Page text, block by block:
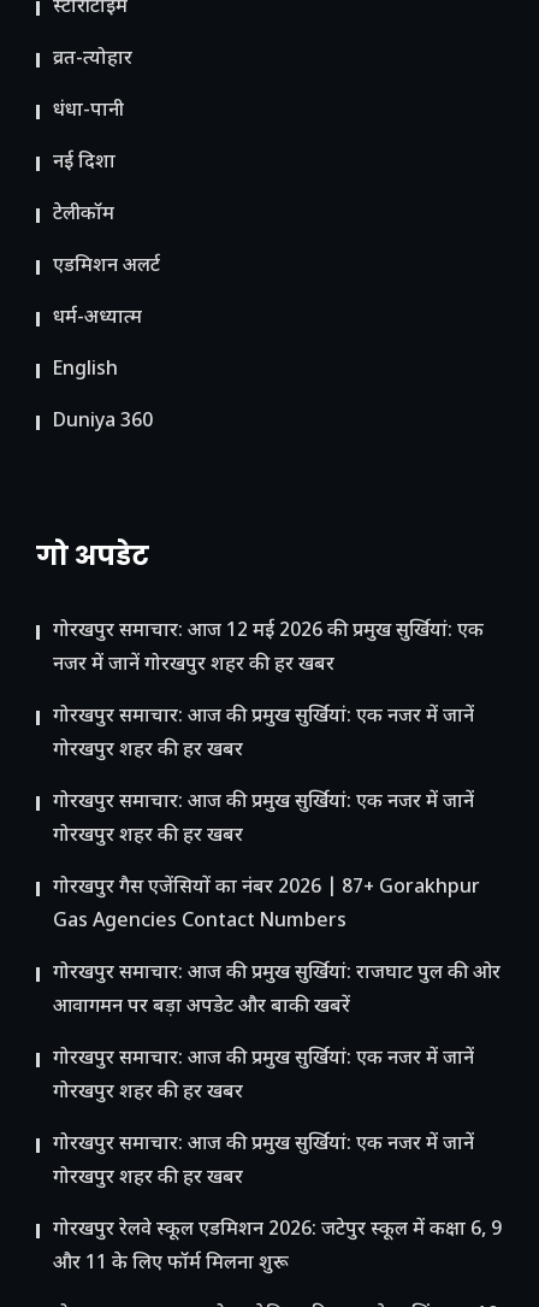
स्टोरीटाइम
व्रत-त्योहार
धंधा-पानी
नई दिशा
टेलीकॉम
ए​डमिशन अलर्ट
धर्म-अध्यात्म
English
Duniya 360
गो अपडेट
गोरखपुर समाचार: आज 12 मई 2026 की प्रमुख सुर्खियां: एक
नजर में जानें गोरखपुर शहर की हर खबर
गोरखपुर समाचार: आज की प्रमुख सुर्खियां: एक नजर में जानें
गोरखपुर शहर की हर खबर
गोरखपुर समाचार: आज की प्रमुख सुर्खियां: एक नजर में जानें
गोरखपुर शहर की हर खबर
गोरखपुर गैस एजेंसियों का नंबर 2026 | 87+ Gorakhpur
Gas Agencies Contact Numbers
गोरखपुर समाचार: आज की प्रमुख सुर्खियां: राजघाट पुल की ओर
आवागमन पर बड़ा अपडेट और बाकी खबरें
गोरखपुर समाचार: आज की प्रमुख सुर्खियां: एक नजर में जानें
गोरखपुर शहर की हर खबर
गोरखपुर समाचार: आज की प्रमुख सुर्खियां: एक नजर में जानें
गोरखपुर शहर की हर खबर
गोरखपुर रेलवे स्कूल एडमिशन 2026: जटेपुर स्कूल में कक्षा 6, 9
और 11 के लिए फॉर्म मिलना शुरू